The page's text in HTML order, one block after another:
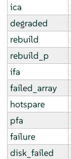
ica
degraded
rebuild
rebuild_p
ifa
failed_array
hotspare
pfa
failure
disk_failed